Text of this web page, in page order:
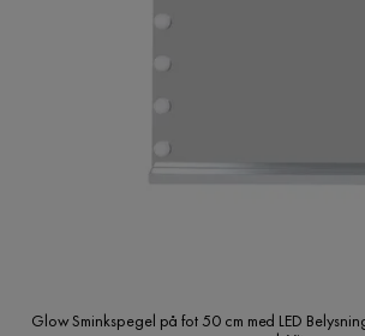
Glow Sminkspegel på fot 50 cm med LED